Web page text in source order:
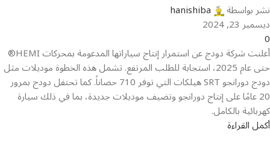
نشر بواسطة hanishiba
ديسمبر 23, 2024
0
أعلنت شركة دودج عن استمرار إنتاج سياراتها المدعومة بمحركات HEMI®
حتى عام 2025، استجابة للطلب المرتفع. تشمل هذه الخطوة موديلات مثل
دودج دورانجو SRT هيلكات التي توفر 710 حصاناً. كما تحتفل دودج بمرور
20 عامًا على إنتاج دورانجو وتضيف موديلات جديدة، بما في ذلك سيارة
كهربائية بالكامل.
أكمل القراءة